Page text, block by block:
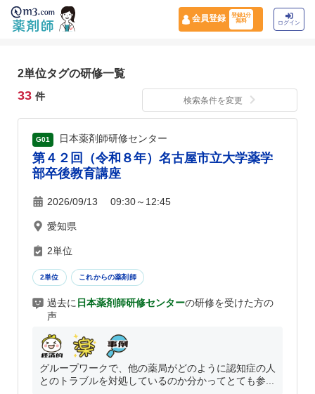
会員登録
登録1分
無料
ログイン
2単位タグの研修一覧
33 件 検索条件を変更
G01 日本薬剤師研修センター
第４２回（令和８年）名古屋市立大学薬学
部卒後教育講座
2026/09/13 09:30～12:45
愛知県
2単位
2単位 これからの薬剤師
過去に 日本薬剤師研修センターの研修を受けた方の
声
グループワークで、他の薬局がどのように認知症の人
とのトラブルを対処しているのか分かってとても参...